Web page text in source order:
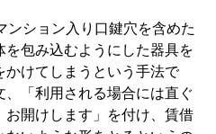
ンション入り口鍵穴を含めた
を包み込むようにした器具を
かけてしまうという手法で
、「利用される場合には直ぐ
お開けします」を付け、賃借